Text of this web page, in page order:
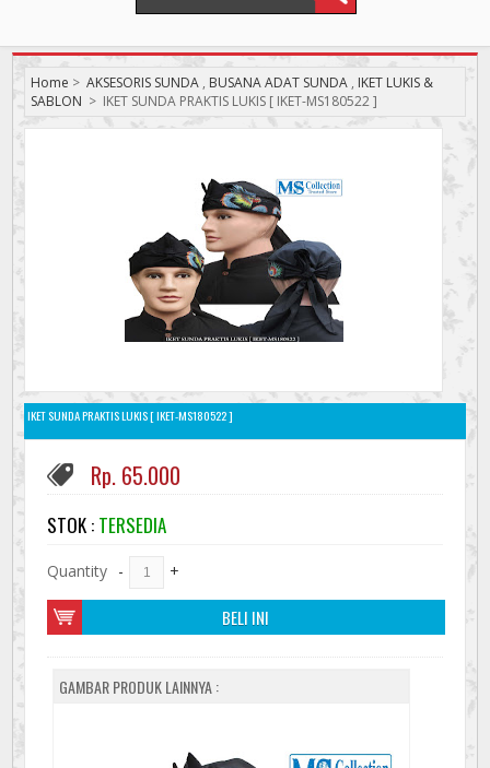
Home > AKSESORIS SUNDA , BUSANA ADAT SUNDA , IKET LUKIS &
SABLON > IKET SUNDA PRAKTIS LUKIS [ IKET-MS180522 ]
IKET SUNDA PRAKTIS LUKIS [ IKET-MS180522 ]
Rp. 65.000
STOK : TERSEDIA
Quantity - +
BELI INI
GAMBAR PRODUK LAINNYA :